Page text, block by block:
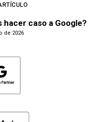
hacer caso a Google?
de 2026